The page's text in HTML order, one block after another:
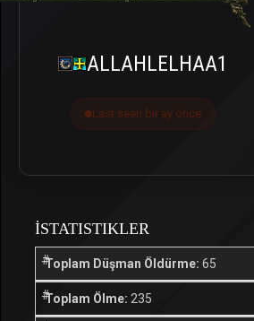
ALLAHLELHAA1
Last seen bir ay önce
İSTATISTIKLER
Toplam Düşman Öldürme: 65
Toplam Ölme: 235